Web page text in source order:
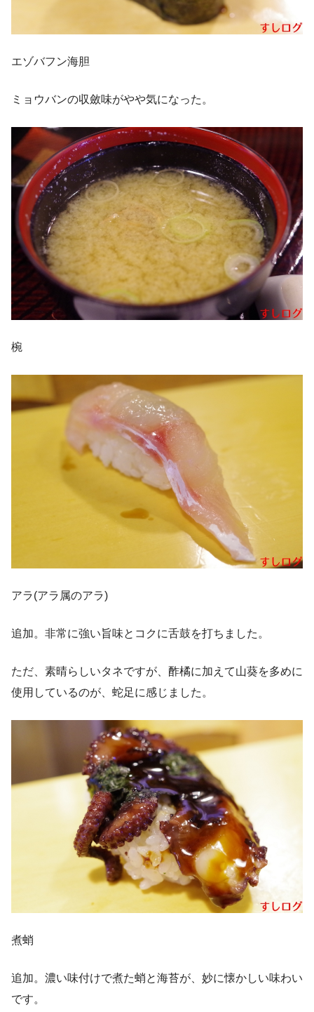
エゾバフン海胆
ミョウバンの収斂味がやや気になった。
椀
アラ(アラ属のアラ)
追加。非常に強い旨味とコクに舌鼓を打ちました。
ただ、素晴らしいタネですが、酢橘に加えて山葵を多めに
使用しているのが、蛇足に感じました。
煮蛸
追加。濃い味付けで煮た蛸と海苔が、妙に懐かしい味わい
です。